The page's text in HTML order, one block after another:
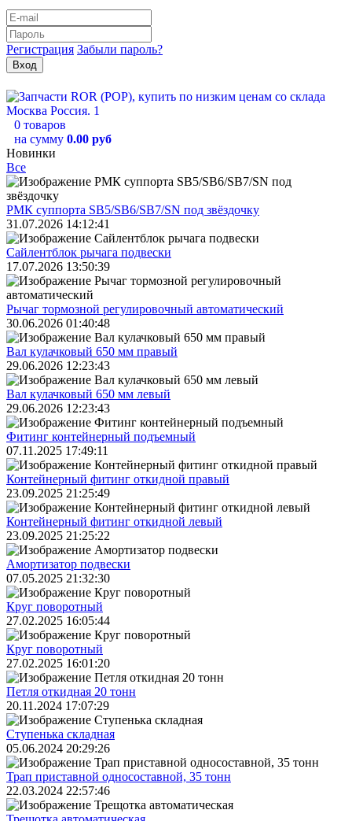
Регистрация Забыли пароль?
0 товаров
на сумму 0.00 руб
Новинки
Все
РМК суппорта SB5/SB6/SB7/SN под звёздочку
31.07.2026 14:12:41
Сайлентблок рычага подвески
17.07.2026 13:50:39
Рычаг тормозной регулировочный автоматический
30.06.2026 01:40:48
Вал кулачковый 650 мм правый
29.06.2026 12:23:43
Вал кулачковый 650 мм левый
29.06.2026 12:23:43
Фитинг контейнерный подъемный
07.11.2025 17:49:11
Контейнерный фитинг откидной правый
23.09.2025 21:25:49
Контейнерный фитинг откидной левый
23.09.2025 21:25:22
Амортизатор подвески
07.05.2025 21:32:30
Круг поворотный
27.02.2025 16:05:44
Круг поворотный
27.02.2025 16:01:20
Петля откидная 20 тонн
20.11.2024 17:07:29
Ступенька складная
05.06.2024 20:29:26
Трап приставной односоставной, 35 тонн
22.03.2024 22:57:46